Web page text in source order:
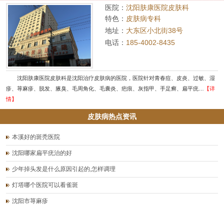
医院： 沈阳肤康医院皮肤科
特色： 皮肤病专科
地址： 大东区小北街38号
电话： 185-4002-8435
沈阳肤康医院皮肤科是沈阳治疗皮肤病的医院，医院针对青春痘、皮炎、过敏、湿
疹、荨麻疹、脱发、腋臭、毛周角化、毛囊炎、疤痕、灰指甲、手足癣、扁平疣…
【详
情】
皮肤病热点资讯
本溪好的斑秃医院
沈阳哪家扁平疣治的好
少年掉头发是什么原因引起的,怎样调理
灯塔哪个医院可以看雀斑
沈阳市荨麻疹